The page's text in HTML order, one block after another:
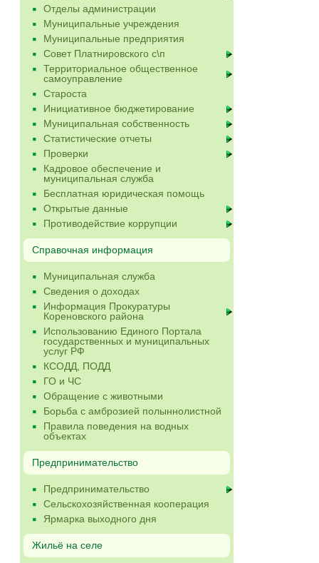
Отделы администрации
Муниципальные учреждения
Муниципальные предприятия
Совет Платнировского с\п
Территориальное общественное
самоуправление
Староста
Инициативное бюджетирование
Муниципальная собственность
Статистические отчеты
Проверки
Кадровое обеспечение и
муниципальная служба
Бесплатная юридическая помощь
Открытые данные
Противодействие коррупции
Справочная информация
Муниципальная служба
Сведения о доходах
Информация Прокуратуры
Кореновского района
Использованию Единого Портала
государственных и муниципальных
услуг РФ
КСОДД, ПОДД
ГО и ЧС
Обращение с животными
Борьба с амброзией полыннолистной
Правила поведения на водных
объектах
Предпринимательство
Предпринимательство
Сельскохозяйственная кооперация
Ярмарка выходного дня
Жильё на селе